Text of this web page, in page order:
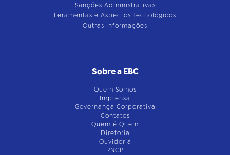
Sanções Administrativas
Feramentas e Aspectos Tecnológicos
Outras Informações
Sobre a EBC
Quem Somos
Imprensa
Governança Corporativa
Contatos
Quem é Quem
Diretoria
Ouvidoria
RNCP